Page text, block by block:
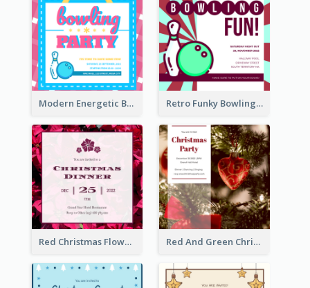
Modern Energetic Bowling Invitation Design Retro Funky Bowling Party Invitation Design
Red Christmas Flower Christmas Dinner Invitation Red And Green Christmas Tree Christmas Party Invitation